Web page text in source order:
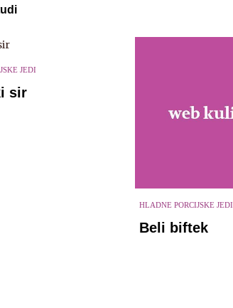
JEDI
sir
HLADNE PORCIJSKE JEDI
Beli biftek